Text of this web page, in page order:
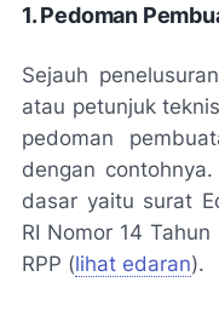
1. Pedoman
Sejauh
atau petunjuk
pedoman
dengan
dasar yaitu surat
RI Nomor 14
RPP (lihat edaran).